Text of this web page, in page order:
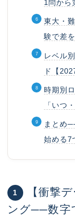
1問から
東大・
験で差
レベル
ド【
時期別
「いつ
まとめ
始める7
1
【衝撃
ング──数字